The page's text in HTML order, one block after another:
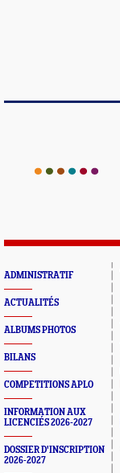
ADMINISTRATIF
ACTUALITÉS
ALBUMS PHOTOS
BILANS
COMPETITIONS APLO
INFORMATION AUX
LICENCIÉS 2026-2027
DOSSIER D'INSCRIPTION
2026-2027